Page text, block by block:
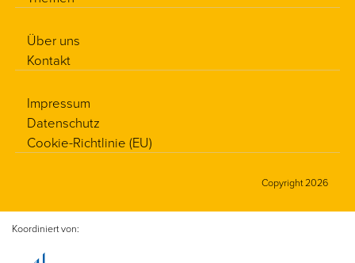
Über uns
Kontakt
Impressum
Datenschutz
Cookie-Richtlinie (EU)
Copyright 2026
Koordiniert von: